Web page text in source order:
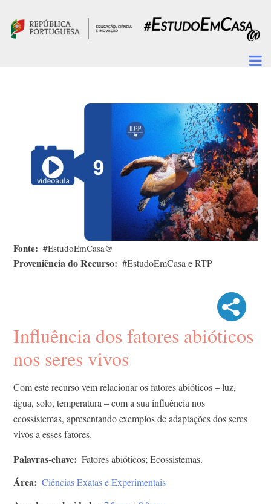
Fonte #EstudoEmCasa@
Proveniência do Recurso #EstudoEmCasa e RTP
Influência dos fatores abióticos
nos seres vivos
Com este recurso vem relacionar os fatores abióticos – luz,
água, solo, temperatura – com a sua influência nos
ecossistemas, apresentando exemplos de adaptações dos seres
vivos a esses fatores.
Palavras-chave Fatores abióticos; Ecossistemas.
Área Ciências Exatas e Experimentais